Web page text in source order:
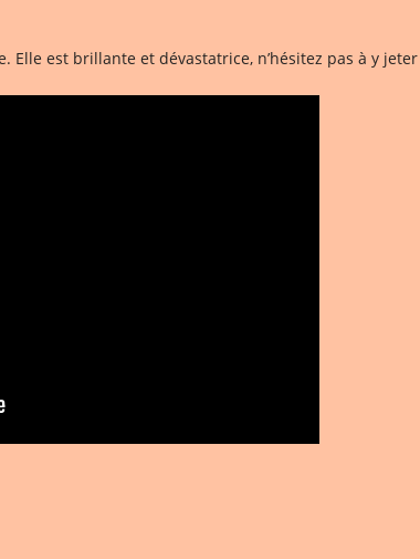
est brillante et dévastatrice, n’hésitez pas à y